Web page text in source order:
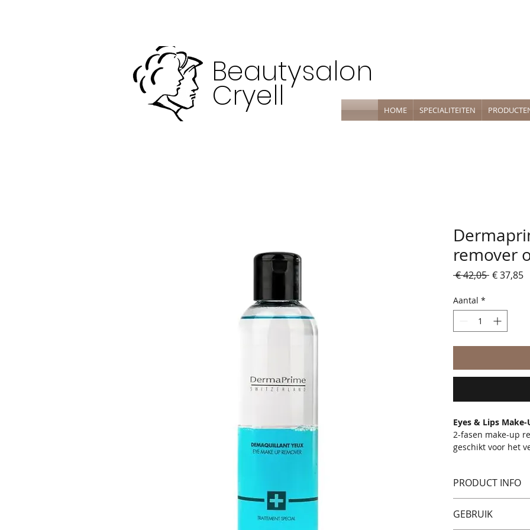
Beautysalon
Cryell HOME SPECIALITEITEN
remover
€ 42,05 Normale
€ 37,85
Aantal *
Eyes & Lips
2-fasen make-up
geschikt voor het
huidtypen, zelfs
PRODUCT INFO
andere
GEBRUIK